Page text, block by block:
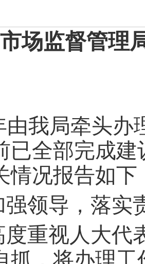
场监督管理
由我局牵头办
已全部完成
情况报告如下
强领导，落实
度重视人大代